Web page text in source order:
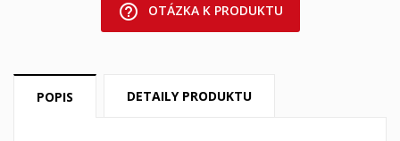
help_outline OTÁZKA K PRODUKTU
POPIS DETAILY PRODUKTU